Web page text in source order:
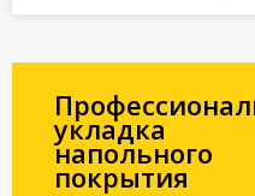
укладка
напольного
покрытия